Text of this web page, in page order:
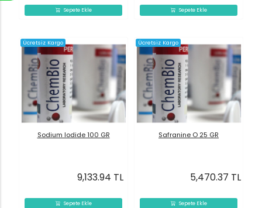
Sepete Ekle Sepete Ekle
Ücretsiz Kargo
Sepete Ekle
Sodium Iodide 100 GR
9,133.94 TL
Ücretsiz Kargo
Sepete Ekle
Safranine O 25 GR
5,470.37 TL